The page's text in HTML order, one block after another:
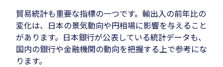
貿易統計も重要な指標の一つです。輸出入の前年比の
変化は、日本の景気動向や円相場に影響を与えること
があります。日本銀行が公表している統計データも、
国内の銀行や金融機関の動向を把握する上で参考にな
ります。